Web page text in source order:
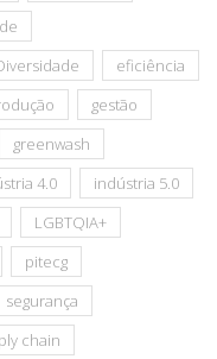
eficiência
gestão
greenwash
4.0
indústria 5.0
LGBTQIA+
pitecg
segurança
chain